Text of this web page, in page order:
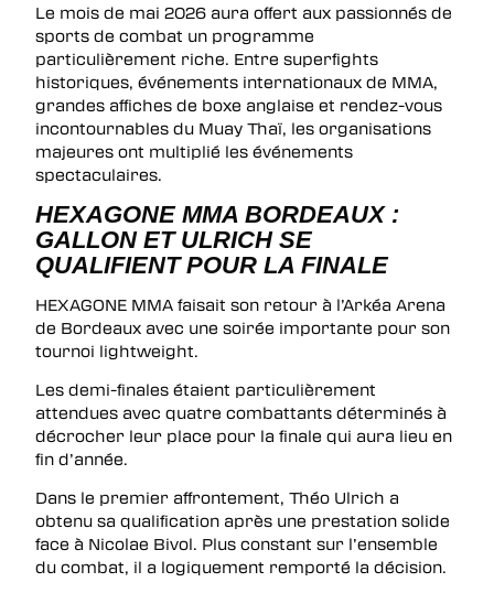
Le mois de mai 2026 aura offert aux passionnés de
sports de combat un programme
particulièrement riche. Entre superfights
historiques, événements internationaux de MMA,
grandes affiches de boxe anglaise et rendez-vous
incontournables du Muay Thaï, les organisations
majeures ont multiplié les événements
spectaculaires.
HEXAGONE MMA BORDEAUX :
GALLON ET ULRICH SE
QUALIFIENT POUR LA FINALE
HEXAGONE MMA faisait son retour à l’Arkéa Arena
de Bordeaux avec une soirée importante pour son
tournoi lightweight.
Les demi-finales étaient particulièrement
attendues avec quatre combattants déterminés à
décrocher leur place pour la finale qui aura lieu en
fin d’année.
Dans le premier affrontement, Théo Ulrich a
obtenu sa qualification après une prestation solide
face à Nicolae Bivol. Plus constant sur l’ensemble
du combat, il a logiquement remporté la décision.